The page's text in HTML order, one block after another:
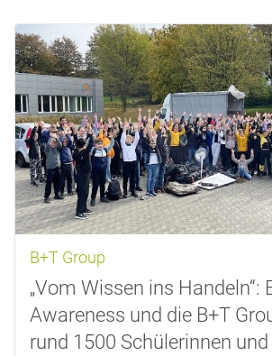
B+T Group
„Vom Wissen ins Handeln“:
Awareness und die B+T
rund 1500 Schülerinnen